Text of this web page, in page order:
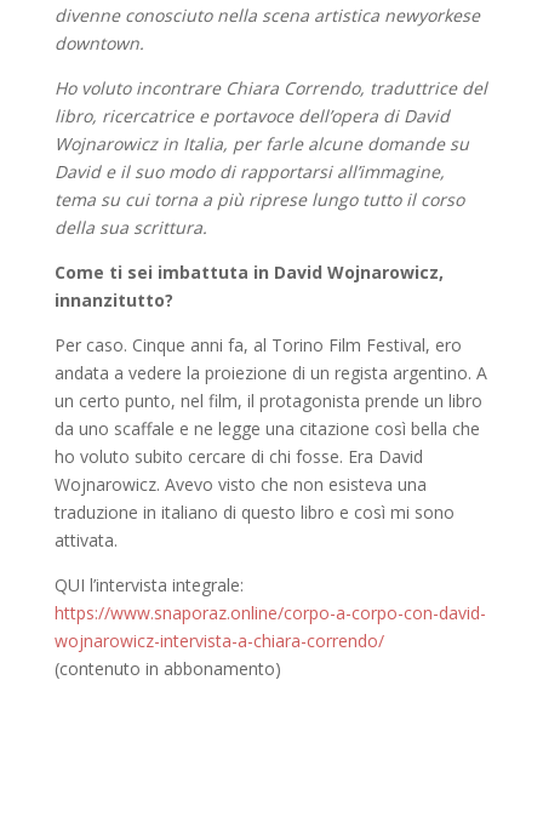
divenne conosciuto nella scena artistica newyorkese
downtown.
Ho voluto incontrare Chiara Correndo, traduttrice del
libro, ricercatrice e portavoce dell’opera di David
Wojnarowicz in Italia, per farle alcune domande su
David e il suo modo di rapportarsi all’immagine,
tema su cui torna a più riprese lungo tutto il corso
della sua scrittura.
Come ti sei imbattuta in David Wojnarowicz,
innanzitutto?
Per caso. Cinque anni fa, al Torino Film Festival, ero
andata a vedere la proiezione di un regista argentino. A
un certo punto, nel film, il protagonista prende un libro
da uno scaffale e ne legge una citazione così bella che
ho voluto subito cercare di chi fosse. Era David
Wojnarowicz. Avevo visto che non esisteva una
traduzione in italiano di questo libro e così mi sono
attivata.
QUI l’intervista integrale:
https://www.snaporaz.online/corpo-a-corpo-con-david-
wojnarowicz-intervista-a-chiara-correndo/
(contenuto in abbonamento)